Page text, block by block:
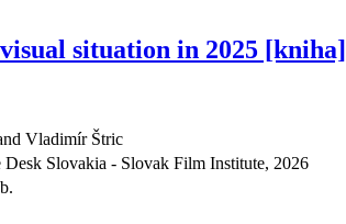
situation in 2025 [kniha]
Vladimír Štric
Desk Slovakia - Slovak Film Institute, 2026